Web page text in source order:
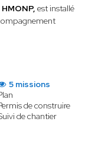
est installé
5 missions
de construire
de chantier